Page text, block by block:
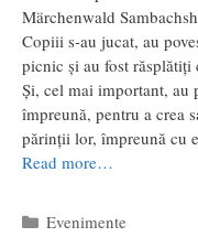
Märchenwald
Copiii s-au jucat, au
picnic și au fost răsplătiți
Și, cel mai important, au
împreună, pentru a crea
părinții lor, împreună cu
Read more…
Categorii
Evenimente